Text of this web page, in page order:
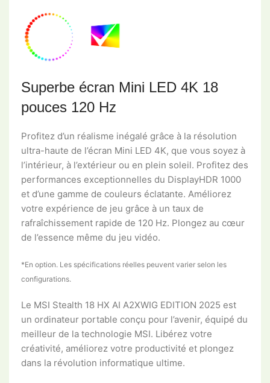
Superbe écran Mini LED 4K 18
pouces 120 Hz
Profitez d’un réalisme inégalé grâce à la résolution
ultra-haute de l’écran Mini LED 4K, que vous soyez à
l’intérieur, à l’extérieur ou en plein soleil. Profitez des
performances exceptionnelles du DisplayHDR 1000
et d’une gamme de couleurs éclatante. Améliorez
votre expérience de jeu grâce à un taux de
rafraîchissement rapide de 120 Hz. Plongez au cœur
de l’essence même du jeu vidéo.
*En option. Les spécifications réelles peuvent varier selon les
configurations.
Le MSI Stealth 18 HX AI A2XWIG EDITION 2025 est
un ordinateur portable conçu pour l’avenir, équipé du
meilleur de la technologie MSI. Libérez votre
créativité, améliorez votre productivité et plongez
dans la révolution informatique ultime.